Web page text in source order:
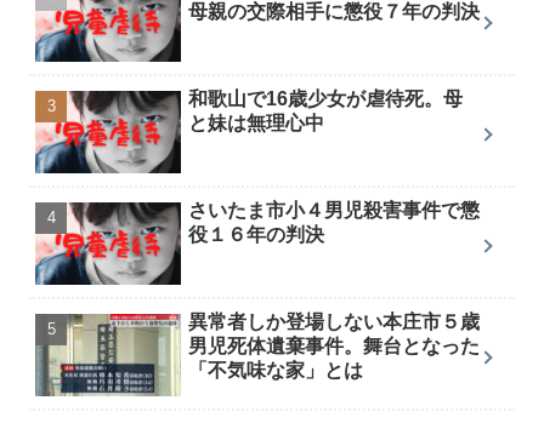
母親の交際相手に懲役７年の判決
和歌山で16歳少女が虐待死。母
と妹は無理心中
さいたま市小４男児殺害事件で懲
役１６年の判決
異常者しか登場しない本庄市５歳
男児死体遺棄事件。舞台となった
「不気味な家」とは